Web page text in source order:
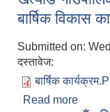
बार्षिक विकास
Submitted on:
दस्तावेज:
बार्षिक
Read more